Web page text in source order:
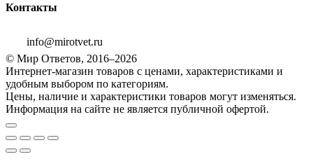
Контакты
info@mirotvet.ru
© Мир Ответов, 2016–2026
Интернет-магазин товаров с ценами, характеристиками и
удобным выбором по категориям.
Цены, наличие и характеристики товаров могут изменяться.
Информация на сайте не является публичной офертой.